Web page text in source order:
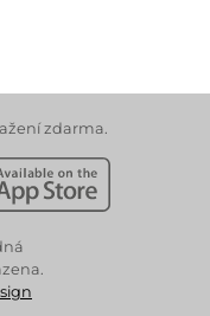
zdarma.
Stáhnout z Apple App